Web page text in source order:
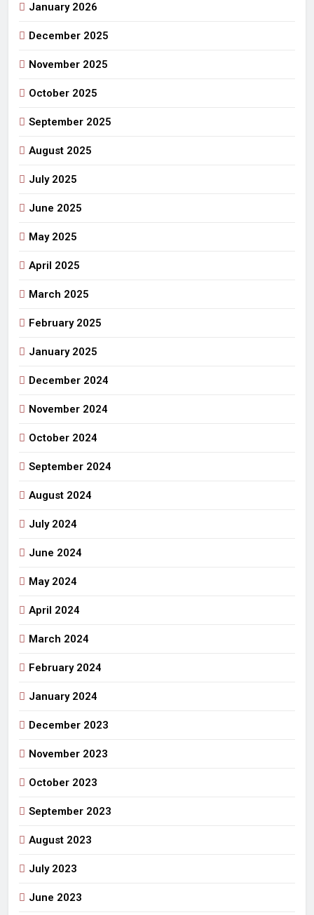
January 2026
December 2025
November 2025
October 2025
September 2025
August 2025
July 2025
June 2025
May 2025
April 2025
March 2025
February 2025
January 2025
December 2024
November 2024
October 2024
September 2024
August 2024
July 2024
June 2024
May 2024
April 2024
March 2024
February 2024
January 2024
December 2023
November 2023
October 2023
September 2023
August 2023
July 2023
June 2023